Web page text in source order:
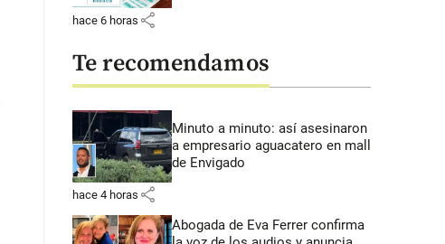
hace 6 horas share
Te recomendamos
Minuto a minuto: así asesinaron
a empresario aguacatero en mall
de Envigado
hace 4 horas share
Abogada de Eva Ferrer confirma